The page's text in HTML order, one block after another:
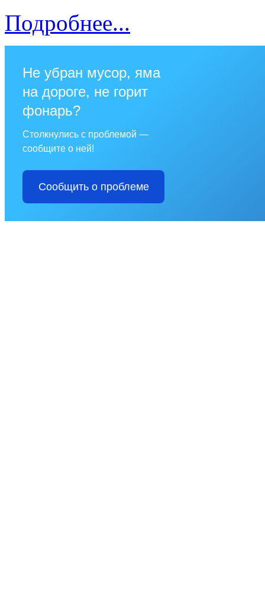
Подробнее...
Не убран мусор, яма
на дороге, не горит
фонарь?
Столкнулись с проблемой —
сообщите о ней!
Сообщить о проблеме